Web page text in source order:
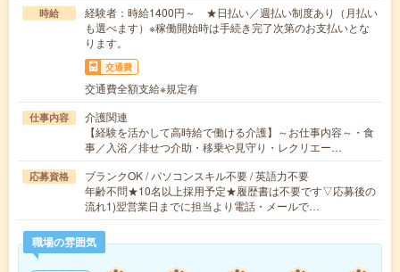
時給
経験者：時給1400円～ ★日払い／週払い制度あり（月払い
も選べます）※稼働開始時は手続き完了次第のお支払いとな
ります。
交通費
交通費全額支給※規定有
仕事内容
介護関連
【経験を活かして高時給で働ける介護】～お仕事内容～・食
事／入浴／排せつ介助・移乗や見守り・レクリエー…
応募資格
ブランクOK / パソコンスキル不要 / 英語力不要
年齢不問★10名以上採用予定★履歴書は不要です▽応募後の
流れ1)翌営業日までに担当より電話・メールで…
職場の雰囲気